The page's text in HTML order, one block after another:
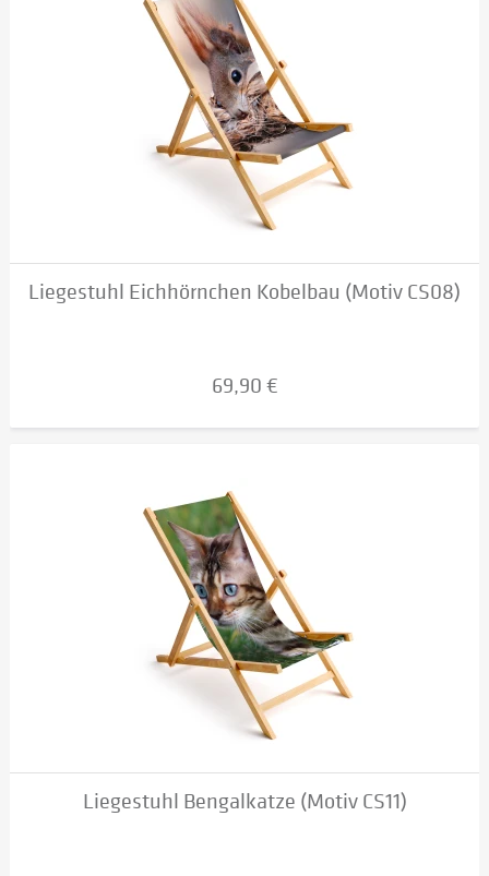
Liegestuhl Eichhörnchen Kobelbau (Motiv CS08)
69,90 €
Liegestuhl Bengalkatze (Motiv CS11)